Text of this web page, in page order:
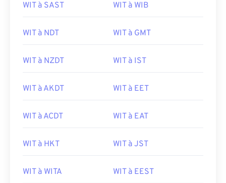
WIT à SAST WIT à WIB
WIT à NDT WIT à GMT
WIT à NZDT WIT à IST
WIT à AKDT WIT à EET
WIT à ACDT WIT à EAT
WIT à HKT WIT à JST
WIT à WITA WIT à EEST